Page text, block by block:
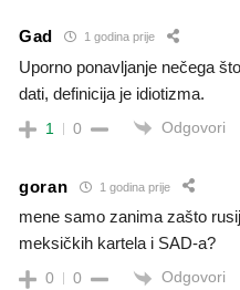
Gad 1 godina prije
Uporno ponavljanje nečega
dati, definicija je idiotizma.
1 0 Odgovori
goran 1 godina prije
mene samo zanima zašto
meksičkih kartela i SAD-a?
0 0 Odgovori